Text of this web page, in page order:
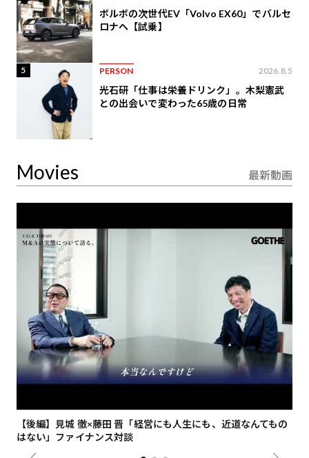
ボルボの次世代EV「Volvo EX60」でバルセ
ロナへ【試乗】
5 PERSON 2026.8.5
光石研「仕事は栄養ドリンク」。木梨憲武
との出会いで変わった65歳の日常
Movies 最新動画
【後編】見城 徹×藤田 晋「経営にも人生にも、近道なんてもの
はない」ファイナンス対談